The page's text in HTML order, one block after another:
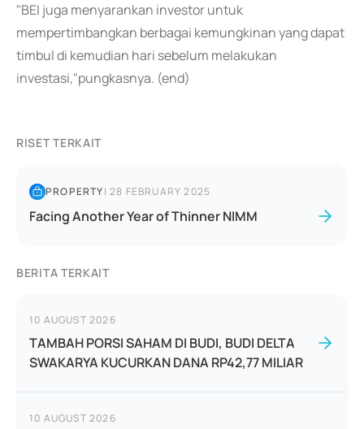
"BEI juga menyarankan investor untuk
mempertimbangkan berbagai kemungkinan yang dapat
timbul di kemudian hari sebelum melakukan
investasi,"pungkasnya. (end)
RISET TERKAIT
PROPERTY|28 FEBRUARY 2025
Facing Another Year of Thinner NIMM
BERITA TERKAIT
10 AUGUST 2026
TAMBAH PORSI SAHAM DI BUDI, BUDI DELTA
SWAKARYA KUCURKAN DANA RP42,77 MILIAR
10 AUGUST 2026